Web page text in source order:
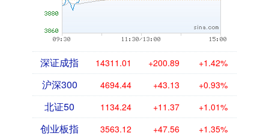
深证成指 14311.01 +200.89 +1.42%
沪深300 4694.44 +43.13 +0.93%
北证50 1134.24 +11.37 +1.01%
创业板指 3563.12 +47.56 +1.35%